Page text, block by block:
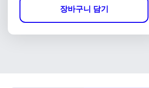
장바구니 담기